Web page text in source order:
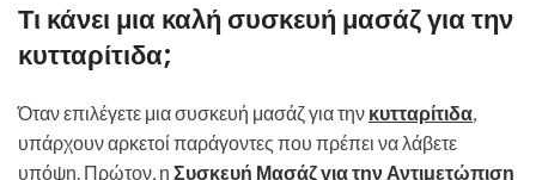
Τι κάνει μια καλή συσκευή μασάζ για την
κυτταρίτιδα;
Όταν επιλέγετε μια συσκευή μασάζ για την κυτταρίτιδα,
υπάρχουν αρκετοί παράγοντες που πρέπει να λάβετε
υπόψη. Πρώτον, η Συσκευή Μασάζ για την Αντιμετώπιση